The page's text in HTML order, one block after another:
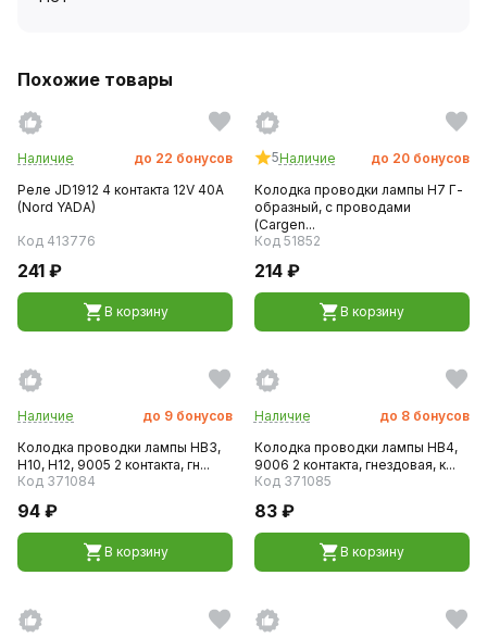
Похожие товары
Наличие до 22 бонусов
Реле JD1912 4 контакта 12V 40A
(Nord YADA)
Код 413776
241 ₽
В корзину
5Наличие до 20 бонусов
Колодка проводки лампы H7 Г-
образный, с проводами
(Cargen...
Код 51852
214 ₽
В корзину
Наличие до 9 бонусов
Колодка проводки лампы НВ3,
Н10, Н12, 9005 2 контакта, гн...
Код 371084
94 ₽
В корзину
Наличие до 8 бонусов
Колодка проводки лампы НВ4,
9006 2 контакта, гнездовая, к...
Код 371085
83 ₽
В корзину